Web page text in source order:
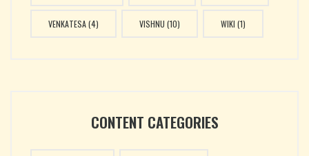
VENKATESA(4) VISHNU (10) WIKI (1)
CONTENT CATEGORIES